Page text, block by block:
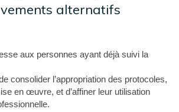
alternatifs
aux personnes ayant déjà suivi la
consolider l’appropriation des protocoles,
en œuvre, et d’affiner leur utilisation